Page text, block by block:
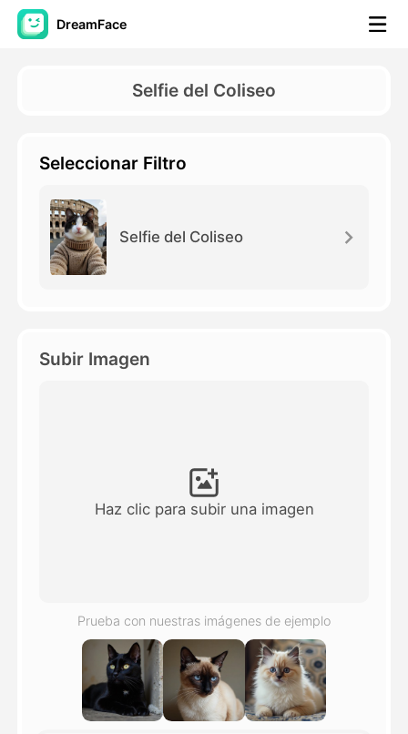
DreamFace
Herramientas de IA
Video de IA
Foto AI
Otras herramientas
Ver todas las plantillas
Selfie del Coliseo
Seleccionar Filtro
Selfie del Coliseo
Subir Imagen
Haz clic para subir una imagen
Prueba con nuestras imágenes de ejemplo